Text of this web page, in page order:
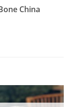
China